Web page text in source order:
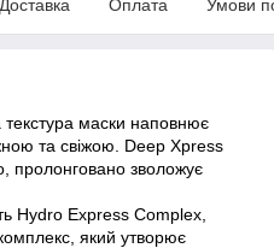
Доставка Оплата Умови
текстура маски наповнює
та свіжою. Deep Xpress
пролонговано зволожує
Hydro Express Complex,
який утворює